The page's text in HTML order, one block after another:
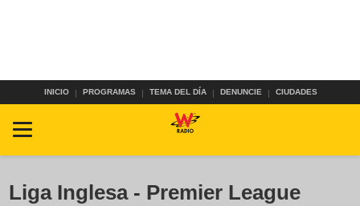
INICIO PROGRAMAS TEMA DEL DÍA DENUNCIE CIUDADES
Liga Inglesa - Premier League